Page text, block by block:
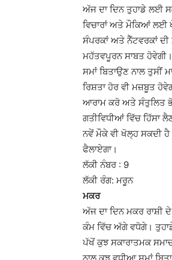
ਅੱਜ ਦਾ ਦਿਨ ਤੁਹਾਡੇ ਲਈ
ਵਿਚਾਰਾਂ ਅਤੇ ਮੌਕਿਆਂ
ਸੰਪਰਕਾਂ ਅਤੇ ਨੈੱਟਵਰਕਾਂ
ਮਹੱਤਵਪੂਰਨ ਸਾਬਤ
ਸਮਾਂ ਬਿਤਾਉਣ ਨਾਲ ਤੁਸੀਂ
ਰਿਸ਼ਤਾ ਹੋਰ ਵੀ ਮਜ਼ਬੂਤ
ਆਰਾਮ ਕਰੋ ਅਤੇ ਸੰਤੁਲਿਤ
ਗਤੀਵਿਧੀਆਂ ਵਿੱਚ ਹਿੱਸਾ
ਨਵੇਂ ਮੌਕੇ ਵੀ ਖੋਲ੍ਹ ਸਕਦੀ
ਫੈਲਾਏਗਾ।
ਲੱਕੀ ਨੰਬਰ : 9
ਲੱਕੀ ਰੰਗ: ਮਰੂਨ
ਮਕਰ
ਅੱਜ ਦਾ ਦਿਨ ਮਕਰ ਰਾਸ਼ੀ
ਕੰਮ ਵਿੱਚ ਅੱਗੇ ਵਧੋਗੇ।
ਪੱਖੋਂ ਕੁਝ ਸਕਾਰਾਤਮਕ